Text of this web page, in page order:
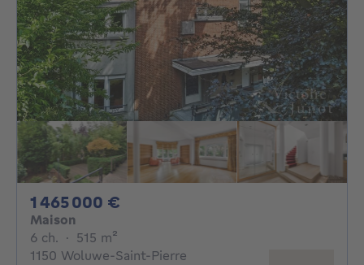
1 465 000 €
Maison
6 ch. 6 chambres
· 515 m²
1150 Woluwe-Saint-Pierre